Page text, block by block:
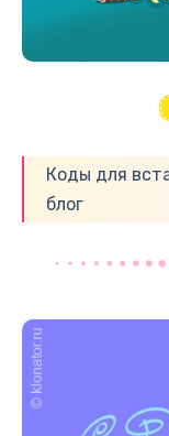
Коды для
блог